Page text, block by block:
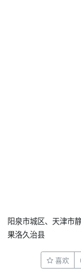
阳泉市城区、天津市
果洛久治县
喜欢